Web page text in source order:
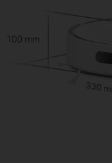
100 mm
330